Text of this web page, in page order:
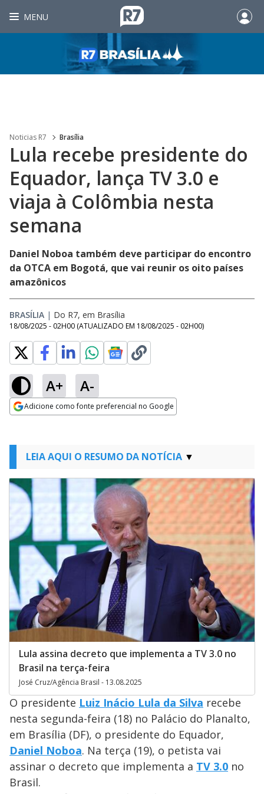
MENU
Noticias R7 Brasília
Lula recebe presidente do
Equador, lança TV 3.0 e
viaja à Colômbia nesta
semana
Daniel Noboa também deve participar do encontro
da OTCA em Bogotá, que vai reunir os oito países
amazônicos
BRASÍLIA | Do R7, em Brasília
18/08/2025 - 02H00 (ATUALIZADO EM 18/08/2025 - 02H00)
A+ A-
Adicione como fonte preferencial no Google
LEIA AQUI O RESUMO DA NOTÍCIA
Lula assina decreto que implementa a TV 3.0 no
Brasil na terça-feira
José Cruz/Agência Brasil - 13.08.2025
O presidente Luiz Inácio Lula da Silva recebe
nesta segunda-feira (18) no Palácio do Planalto,
em Brasília (DF), o presidente do Equador,
Daniel Noboa. Na terça (19), o petista vai
assinar o decreto que implementa a TV 3.0 no
Brasil.